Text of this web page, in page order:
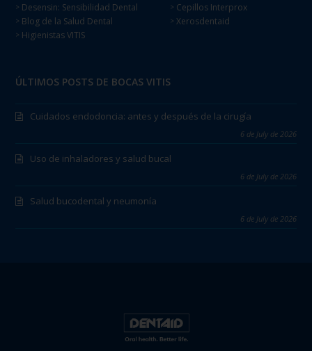
> Desensin: Sensibilidad Dental
> Blog de la Salud Dental
> Higienistas VITIS
> Cepillos Interprox
> Xerosdentaid
ÚLTIMOS POSTS DE BOCAS VITIS
Cuidados endodoncia: antes y después de la cirugía
6 de July de 2026
Uso de inhaladores y salud bucal
6 de July de 2026
Salud bucodental y neumonía
6 de July de 2026